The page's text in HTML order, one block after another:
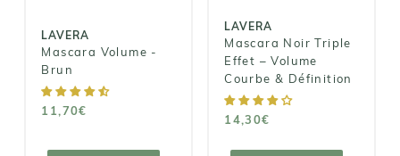
LAVERA
Mascara Volume -
Brun
11,70€
AJOUTER AU
LAVERA
Mascara Noir Triple
Effet – Volume
Courbe & Définition
14,30€
AJOUTER AU